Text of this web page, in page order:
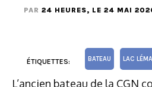
PAR 24 HEURES, LE 24 MAI
ÉTIQUETTES: BATEAU LAC
L’ancien bateau de la CGN